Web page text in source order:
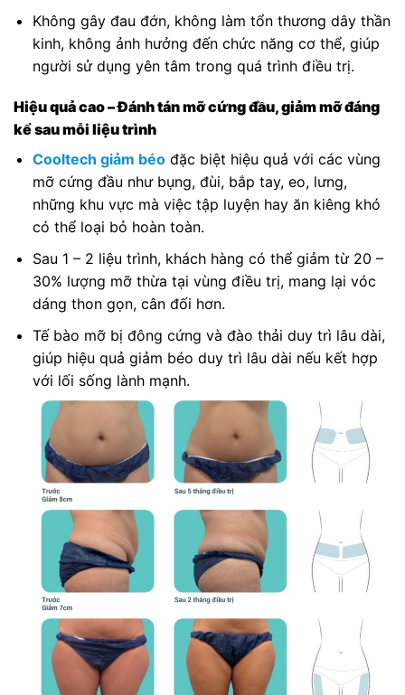
Không gây đau đớn, không làm tổn thương dây thần
kinh, không ảnh hưởng đến chức năng cơ thể, giúp
người sử dụng yên tâm trong quá trình điều trị.
Hiệu quả cao – Đánh tán mỡ cứng đầu, giảm mỡ đáng
kể sau mỗi liệu trình
Cooltech giảm béođặc biệt hiệu quả với các vùng
mỡ cứng đầu như bụng, đùi, bắp tay, eo, lưng,
những khu vực mà việc tập luyện hay ăn kiêng khó
có thể loại bỏ hoàn toàn.
Sau 1 – 2 liệu trình, khách hàng có thể giảm từ 20 –
30% lượng mỡ thừa tại vùng điều trị, mang lại vóc
dáng thon gọn, cân đối hơn.
Tế bào mỡ bị đông cứng và đào thải duy trì lâu dài,
giúp hiệu quả giảm béo duy trì lâu dài nếu kết hợp
với lối sống lành mạnh.